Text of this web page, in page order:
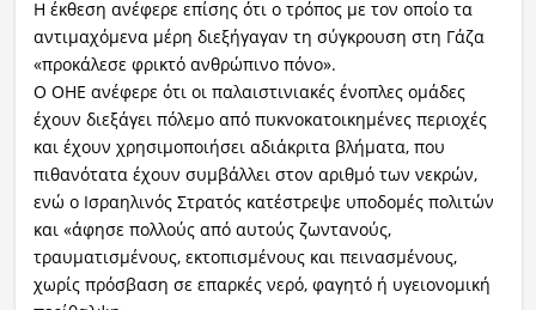
Η έκθεση ανέφερε επίσης ότι ο τρόπος με τον οποίο τα
αντιμαχόμενα μέρη διεξήγαγαν τη σύγκρουση στη Γάζα
«προκάλεσε φρικτό ανθρώπινο πόνο».
Ο ΟΗΕ ανέφερε ότι οι παλαιστινιακές ένοπλες ομάδες
έχουν διεξάγει πόλεμο από πυκνοκατοικημένες περιοχές
και έχουν χρησιμοποιήσει αδιάκριτα βλήματα, που
πιθανότατα έχουν συμβάλλει στον αριθμό των νεκρών,
ενώ ο Ισραηλινός Στρατός κατέστρεψε υποδομές πολιτών
και «άφησε πολλούς από αυτούς ζωντανούς,
τραυματισμένους, εκτοπισμένους και πεινασμένους,
χωρίς πρόσβαση σε επαρκές νερό, φαγητό ή υγειονομική